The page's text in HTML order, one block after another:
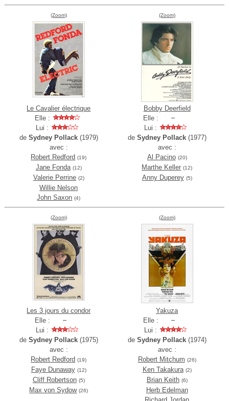
(Zoom)
Le Cavalier électrique
Elle :
Lui :
de Sydney Pollack(1979)
avec :
Robert Redford (19)
Jane Fonda (12)
Valerie Perrine (2)
Willie Nelson
John Saxon (4)
(Zoom)
Bobby Deerfield
Elle :
Lui :
de Sydney Pollack(1977)
avec :
Al Pacino (20)
Marthe Keller (12)
Anny Duperey (5)
(Zoom)
Les 3 jours du condor
Elle :
Lui :
de Sydney Pollack(1975)
avec :
Robert Redford (19)
Faye Dunaway (12)
Cliff Robertson (5)
Max von Sydow (26)
(Zoom)
Yakuza
Elle :
Lui :
de Sydney Pollack(1974)
avec :
Robert Mitchum (26)
Ken Takakura (2)
Brian Keith (6)
Herb Edelman